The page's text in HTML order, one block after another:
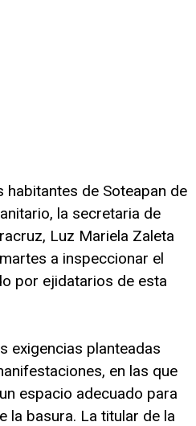
habitantes de Soteapan de
la secretaria de
Luz Mariela Zaleta
a inspeccionar el
por ejidatarios de esta
exigencias planteadas
en las que
espacio adecuado para
la basura. La titular de la